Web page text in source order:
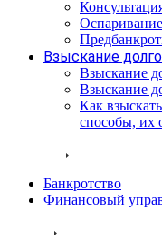
Взыскание
Взыскание
Взыскание
Как
способы, их
Банкротство
Финансовый